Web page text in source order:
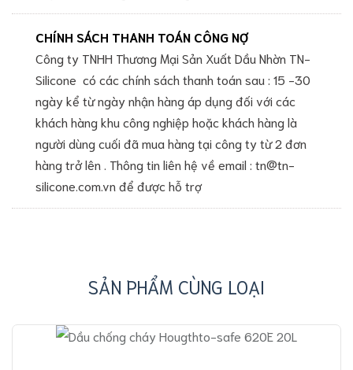
CHÍNH SÁCH THANH TOÁN CÔNG NỢ
Công ty TNHH Thương Mại Sản Xuất Dầu Nhờn TN-
Silicone có các chính sách thanh toán sau : 15 -30
ngày kể từ ngày nhận hàng áp dụng đối với các
khách hàng khu công nghiệp hoặc khách hàng là
người dùng cuối đã mua hàng tại công ty từ 2 đơn
hàng trở lên . Thông tin liên hệ về email : tn@tn-
silicone.com.vn để được hỗ trợ
SẢN PHẨM CÙNG LOẠI